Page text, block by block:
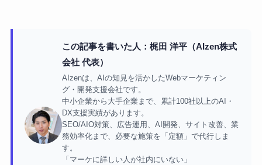
この記事を書いた人：梶田 洋平（AIzen株式
会社 代表）
AIzenは、AIの知見を活かしたWebマーケティン
グ・開発支援会社です。
中小企業から大手企業まで、累計100社以上のAI・
DX支援実績があります。
SEO/AIO対策、広告運用、AI開発、サイト改善、業
務効率化まで、必要な施策を「定額」で代行しま
す。
「マーケに詳しい人が社内にいない」